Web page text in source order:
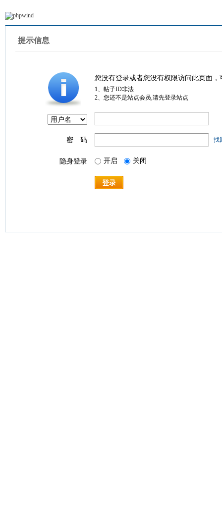
提示信息
您没有登录或者您没有权限访问此页面
1、帖子ID非法
2、您还不是站点会员,请先登录站点
密 码 找
隐身登录 开启 关闭
登录